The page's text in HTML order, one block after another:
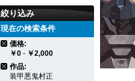
絞り込み
現在の検索条件
価格:
￥0 - ￥2,000
作品:
装甲悪鬼村正